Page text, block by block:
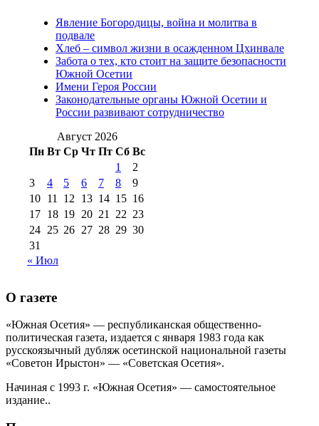
2012 г
(15)
№97 30 июля 2015 г
(15)№98 1 августа 2015 г
августа 2016 г(10)№98 5 июля 2014 г(10)
№98 8 августа 2013 г
августа 2012 г(14) №98+99 11 июля
2017 г(9)
№99 4 августа
2016 г(12) №99 8 июля 2014 г
августа 2012 г(11)
августа 2013 г
(12)
Явление Богородицы, война и молитва в
подвале
Хлеб – символ жизни в осажденном Цхинвале
Забота о тех, кто стоит на защите безопасности
Южной Осетии
Имени Героя России
Законодательные органы Южной Осетии и
России развивают сотрудничество
Август 2026
Пн Вт Ср Чт Пт Сб Вс
1
2
3
4 5 6 7 8
9
10 11 12 13 14 15 16
17 18 19 20 21 22 23
24 25 26 27 28 29 30
31
« Июл
О газете
«Южная Осетия» — республиканская общественно-
политическая газета, издается с января 1983 года как
русскоязычный дубляж осетинской национальной газеты
«Советон Ирыстон» — «Советская Осетия».
Начиная с 1993 г. «Южная Осетия» — самостоятельное
издание..